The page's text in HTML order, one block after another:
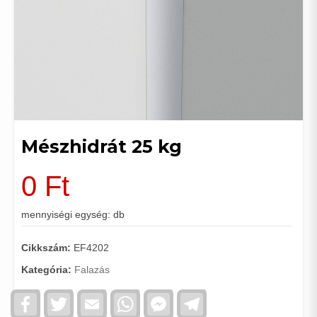
Mészhidrát 25 kg
0 Ft
mennyiségi egység: db
Cikkszám: EF4202
Kategória: Falazás
FacebookTwitter Email WhatsAppFacebook
Messenger